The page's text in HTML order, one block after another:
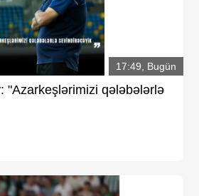
17:49, Bugün
"Azarkeşlərimizi qələbələrlə